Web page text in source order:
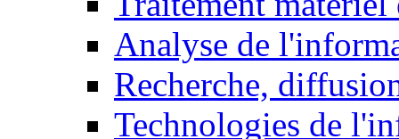
Analyse de
Recherche,
Technologies de